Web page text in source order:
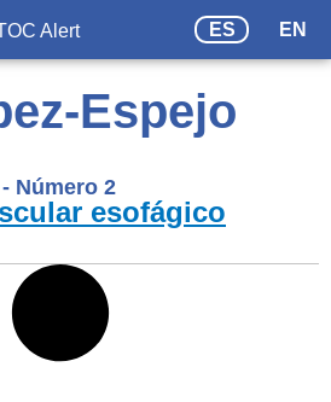
ES EN
Alert
Espejo
Número 2
esofágico